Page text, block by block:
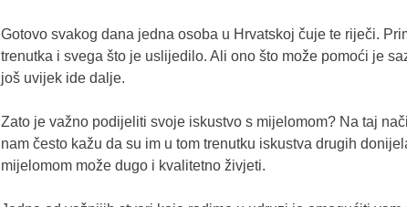
Gotovo svakog dana jedna osoba u Hrvatskoj čuje te riječi.
trenutka i svega što je uslijedilo. Ali ono što može pomoći je
još uvijek ide dalje.
Zato je važno podijeliti svoje iskustvo s mijelomom? Na taj
nam često kažu da su im u tom trenutku iskustva drugih
mijelomom može dugo i kvalitetno živjeti.